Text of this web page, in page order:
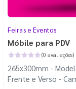
Feiras e Eventos
Móbile para PDV
(0 avaliações)
265x300mm -
Frente e Verso -